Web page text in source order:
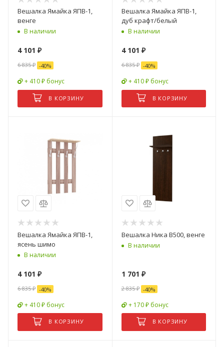
Вешалка Ямайка ЯПВ-1,
венге
В наличии
4 101 ₽
6 835₽ -40%
+ 410 ₽ бонус
В КОРЗИНУ
Вешалка Ямайка ЯПВ-1,
дуб крафт/белый
В наличии
4 101 ₽
6 835₽ -40%
+ 410 ₽ бонус
В КОРЗИНУ
Вешалка Ямайка ЯПВ-1,
ясень шимо
В наличии
4 101 ₽
6 835₽ -40%
+ 410 ₽ бонус
В КОРЗИНУ
Вешалка Ника В500, венге
В наличии
1 701 ₽
2 835₽ -40%
+ 170 ₽ бонус
В КОРЗИНУ